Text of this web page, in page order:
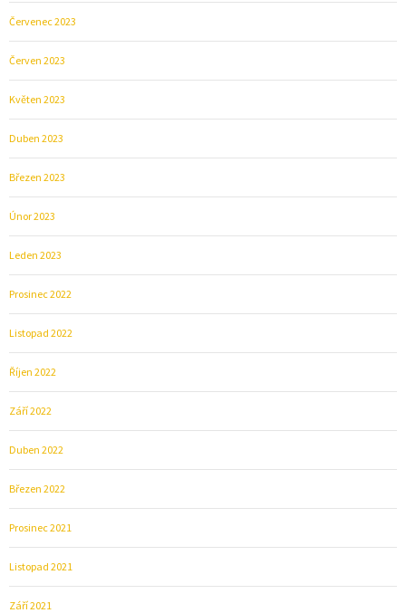
Červenec 2023
Červen 2023
Květen 2023
Duben 2023
Březen 2023
Únor 2023
Leden 2023
Prosinec 2022
Listopad 2022
Říjen 2022
Září 2022
Duben 2022
Březen 2022
Prosinec 2021
Listopad 2021
Září 2021